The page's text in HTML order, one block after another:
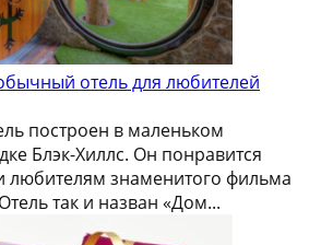
отель для любителей
построен в маленьком
Блэк-Хиллс. Он понравится
любителям знаменитого фильма
так и назван «Дом...